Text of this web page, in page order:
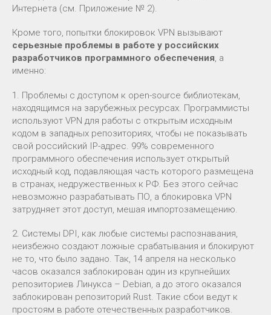
Интернета (см. Приложение № 2).
Кроме того, попытки блокировок VPN вызывают
серьезные проблемы в работе у российских
разработчиков программного обеспечения, а
именно:
1. Проблемы с доступом к open-source библиотекам,
находящимся на зарубежных ресурсах. Программисты
используют VPN для работы с открытым исходным
кодом в западных репозиториях, чтобы не показывать
свой российский IP-адрес. 99% современного
программного обеспечения использует открытый
исходный код, подавляющая часть которого размещена
в странах, недружественных к РФ. Без этого сейчас
невозможно разрабатывать ПО, а блокировка VPN
затрудняет этот доступ, мешая импортозамещению.
2. Системы DPI, как любые системы распознавания,
неизбежно создают ложные срабатывания и блокируют
не то, что было задано. Так, 14 апреля на несколько
часов оказался заблокирован один из крупнейших
репозиториев Линукса – Debian, а до этого оказался
заблокирован репозиторий Rust. Такие сбои ведут к
простоям в работе отечественных разработчиков.